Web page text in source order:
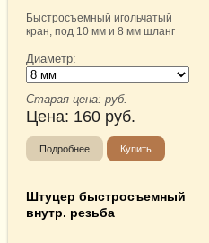
Быстросъемный игольчатый
кран, под 10 мм и 8 мм шланг
Диаметр:
Старая цена:руб.
Цена: 160 руб.
Подробнее Купить
Штуцер быстросъемный
внутр. резьба